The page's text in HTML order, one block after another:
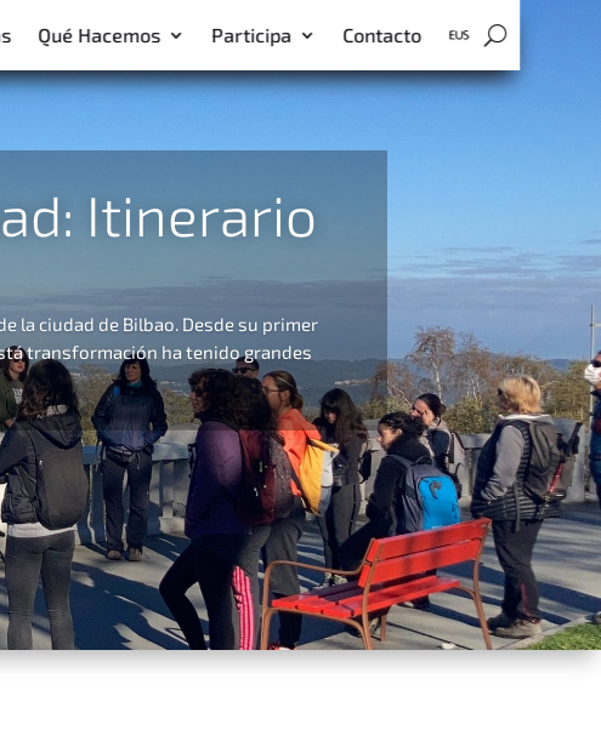
Qué Hacemos Participa Contacto
Itinerario
la ciudad de Bilbao. Desde su primer
transformación ha tenido grandes